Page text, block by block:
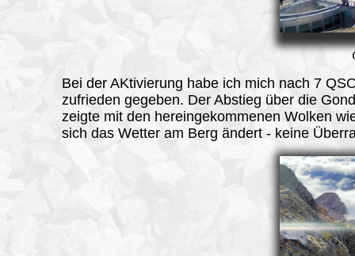
Bei der AKtivierung habe ich mich nach 7
zufrieden gegeben. Der Abstieg über die
zeigte mit den hereingekommenen Wolken
sich das Wetter am Berg ändert - keine